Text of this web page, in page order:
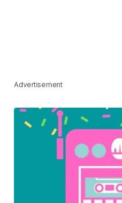
Advertisement